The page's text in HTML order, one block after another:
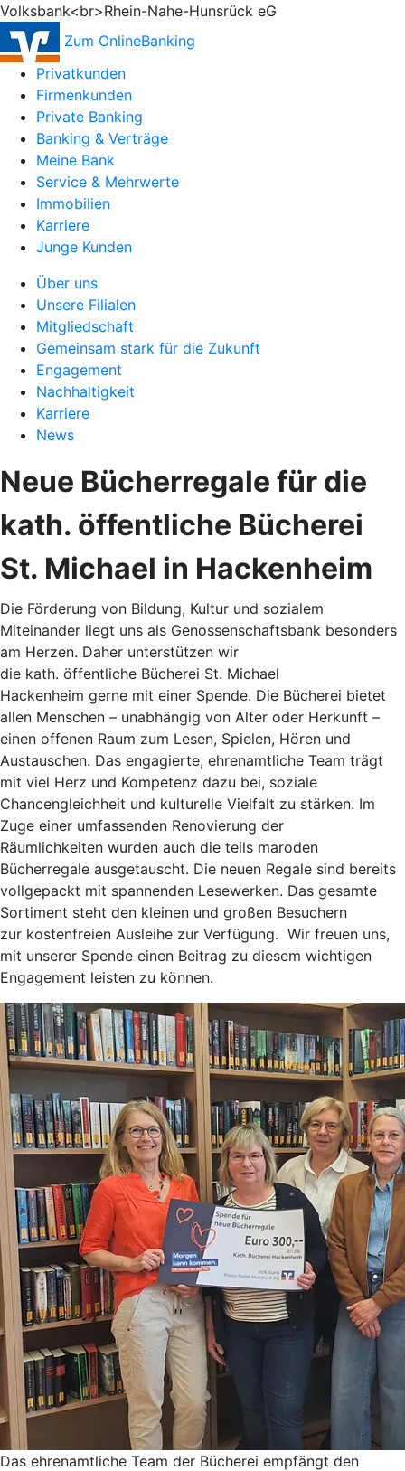
Volksbank<br>Rhein-Nahe-Hunsrück eG
Zum OnlineBanking
Privatkunden
Firmenkunden
Private Banking
Banking & Verträge
Meine Bank
Service & Mehrwerte
Immobilien
Karriere
Junge Kunden
Über uns
Unsere Filialen
Mitgliedschaft
Gemeinsam stark für die Zukunft
Engagement
Nachhaltigkeit
Karriere
News
Neue Bücherregale für die
kath. öffentliche Bücherei
St. Michael in Hackenheim
Die Förderung von Bildung, Kultur und sozialem
Miteinander liegt uns als Genossenschaftsbank besonders
am Herzen. Daher unterstützen wir
die kath. öffentliche Bücherei St. Michael
Hackenheim gerne mit einer Spende. Die Bücherei bietet
allen Menschen – unabhängig von Alter oder Herkunft –
einen offenen Raum zum Lesen, Spielen, Hören und
Austauschen. Das engagierte, ehrenamtliche Team trägt
mit viel Herz und Kompetenz dazu bei, soziale
Chancengleichheit und kulturelle Vielfalt zu stärken. Im
Zuge einer umfassenden Renovierung der
Räumlichkeiten wurden auch die teils maroden
Bücherregale ausgetauscht. Die neuen Regale sind bereits
vollgepackt mit spannenden Lesewerken. Das gesamte
Sortiment steht den kleinen und großen Besuchern
zur kostenfreien Ausleihe zur Verfügung. Wir freuen uns,
mit unserer Spende einen Beitrag zu diesem wichtigen
Engagement leisten zu können.
Das ehrenamtliche Team der Bücherei empfängt den